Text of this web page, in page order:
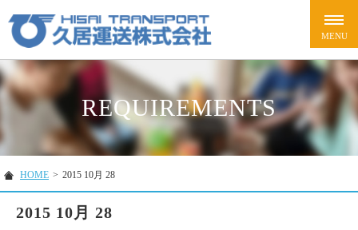
REQUIREMENTS
HOME > 2015 10月 28
2015 10月 28